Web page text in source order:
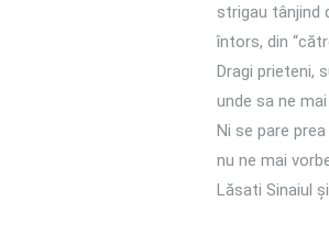
strigau tânjind
întors, din
Dragi prieteni,
unde sa ne
Ni se pare
nu ne mai
Lăsati Sinaiul